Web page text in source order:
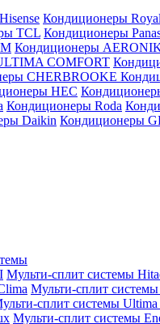
Кондиционеры
TCL Кондиционеры
Кондиционеры
COMFORT
CHERBROOKE
HEC
Кондиционеры Roda
Daikin Кондиционеры
Мульти-сплит системы
Мульти-сплит
сплит системы
Мульти-сплит системы